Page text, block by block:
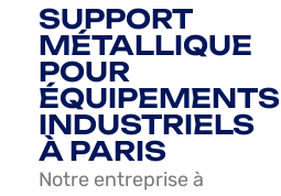
SUPPORT
MÉTALLIQUE
POUR
ÉQUIPEMENTS
INDUSTRIELS
À PARIS
Notre entreprise à